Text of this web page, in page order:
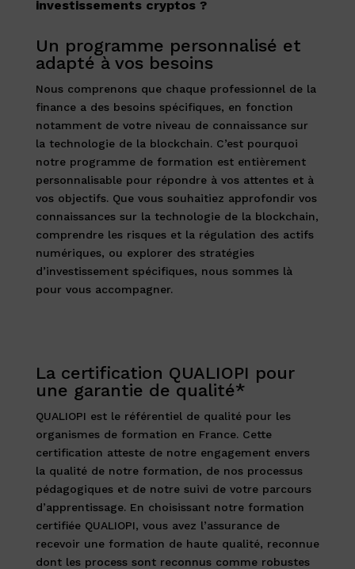
investissements cryptos ?
Un programme personnalisé et
adapté à vos besoins
Nous comprenons que chaque professionnel de la
finance a des besoins spécifiques, en fonction
notamment de votre niveau de connaissance sur
la technologie de la blockchain. C’est pourquoi
notre programme de formation est entièrement
personnalisable pour répondre à vos attentes et à
vos objectifs. Que vous souhaitiez approfondir vos
connaissances sur la technologie de la blockchain,
comprendre les risques et la régulation des actifs
numériques, ou explorer des stratégies
d’investissement spécifiques, nous sommes là
pour vous accompagner.
La certification QUALIOPI pour
une garantie de qualité*
QUALIOPI est le référentiel de qualité pour les
organismes de formation en France. Cette
certification atteste de notre engagement envers
la qualité de notre formation, de nos processus
pédagogiques et de notre suivi de votre parcours
d’apprentissage. En choisissant notre formation
certifiée QUALIOPI, vous avez l’assurance de
recevoir une formation de haute qualité, reconnue
dont les process sont reconnus comme robustes